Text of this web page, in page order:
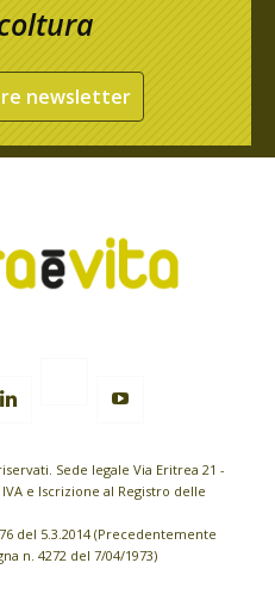
newsletter
Sede legale Via Eritrea 21 -
e Iscrizione al Registro delle
del 5.3.2014 (Precedentemente
n. 4272 del 7/04/1973)